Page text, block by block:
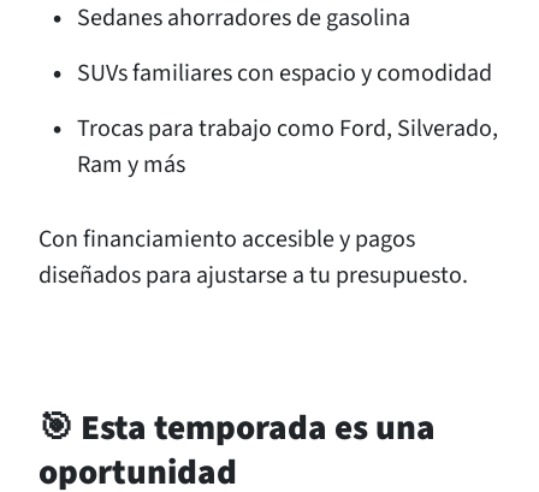
Sedanes ahorradores de gasolina
SUVs familiares con espacio y comodidad
Trocas para trabajo como Ford, Silverado,
Ram y más
Con financiamiento accesible y pagos
diseñados para ajustarse a tu presupuesto.
🎯 Esta temporada es una
oportunidad